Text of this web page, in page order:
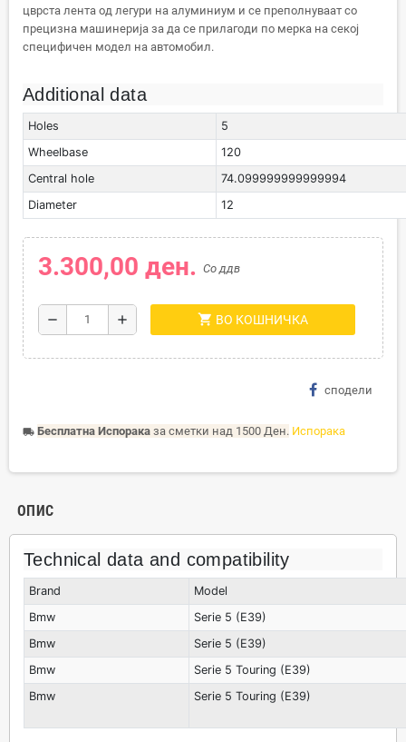
цврста лента од легури на алуминиум и се преполнуваат со
прецизна машинерија за да се прилагоди по мерка на секој
специфичен модел на автомобил.
Additional data
Holes
5
Wheelbase
120
Central hole
74.099999999999994
Diameter
12
3.300,00 ден. Со ддв
remove add shopping_cart ВО КОШНИЧКА
сподели
local_shipping Бесплатна Испорака за сметки над 1500 Ден. Испорака
ОПИС
Technical data and compatibility
Brand
Model
Bmw
Serie 5 (E39)
Bmw
Serie 5 (E39)
Bmw
Serie 5 Touring (E39)
Bmw
Serie 5 Touring (E39)